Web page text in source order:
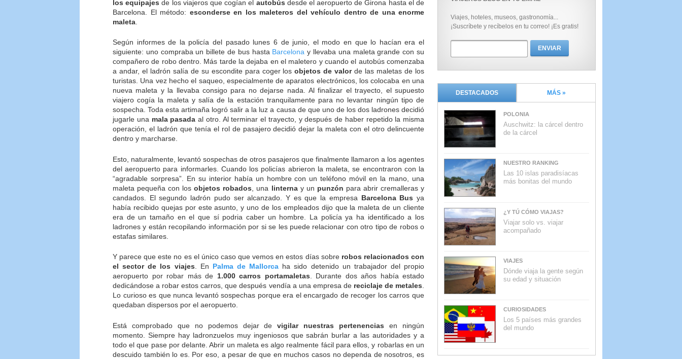
los equipajes de los viajeros que cogían el autobús desde el aeropuerto de Girona hasta el de
Barcelona. El método: esconderse en los maleteros del vehículo dentro de una enorme
maleta
Según informes de la policía del pasado lunes 6 de junio, el modo en que lo hacían era el
siguiente: uno compraba un billete de bus hasta Barcelona y llevaba una maleta grande con su
compañero de robo dentro. Más tarde la dejaba en el maletero y cuando el autobús comenzaba
a andar, el ladrón salía de su escondite para coger losobjetos de valorde las maletas de los
turistas. Una vez hecho el saqueo, especialmente de aparatos electrónicos, los colocaba en una
nueva maleta y la llevaba consigo para no dejarse nada. Al finalizar el trayecto, el supuesto
viajero cogía la maleta y salía de la estación tranquilamente para no levantar ningún tipo de
sospecha. Toda esta artimaña logró salir a la luz a causa de que uno de los dos ladrones decidió
jugarle una mala pasada al otro. Al terminar el trayecto, y después de haber repetido la misma
operación, el ladrón que tenía el rol de pasajero decidió dejar la maleta con el otro delincuente
dentro y marcharse.
Esto, naturalmente, levantó sospechas de otros pasajeros que finalmente llamaron a los agentes
del aeropuerto para informarles. Cuando los policías abrieron la maleta, se encontraron con la
“agradable sorpresa”. En su interior había un hombre con un teléfono móvil en la mano, una
maleta pequeña con losobjetos robados , una linternay un punzón para abrir cremalleras y
candados. El segundo ladrón pudo ser alcanzado. Y es que la empresa Barcelona Bus ya
había recibido quejas por este asunto, y uno de los empleados dijo que la maleta de un cliente
era de un tamaño en el que sí podria caber un hombre. La policía ya ha identificado a los
ladrones y están recopilando información por si se les puede relacionar con otro tipo de robos o
estafas similares.
Y parece que este no es el único caso que vemos en estos días sobre robos relacionados con
el sector de los viajes. En Palma de Mallorca ha sido detenido un trabajador del propio
aeropuerto por robar más de 1.000 carros portamaletas. Durante dos años había estado
dedicándose a robar estos carros, que después vendía a una empresa de reciclaje de metales.
Lo curioso es que nunca levantó sospechas porque era el encargado de recoger los carros que
quedaban dispersos por el aeropuerto.
Está comprobado que no podemos dejar devigilar nuestras pertenencias en ningún
momento. Siempre hay ladronzuelos muy ingeniosos que sabrán burlar a las autoridades y a
todo el que pase por delante. Abrir un maleta es algo realmente fácil para ellos, y robarlas en un
descuido también lo es. Por eso, a pesar de que en muchos casos no dependa de nosotros, es
Viajes, hoteles, museos, gastronomía...
¡Suscríbete y recíbelos en tu correo! ¡Es gratis!
DESTACADOS MÁS »
POLONIA
Auschwitz: la cárcel dentro
de la cárcel
NUESTRO RANKING
Las 10 islas paradisíacas
más bonitas del mundo
¿Y TÚ CÓMO VIAJAS?
Viajar solo vs. viajar
acompañado
VIAJES
Dónde viaja la gente según
su edad y situación
CURIOSIDADES
Los 5 países más grandes
del mundo